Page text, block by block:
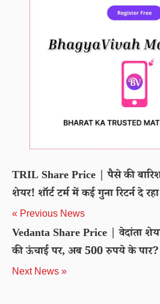
TRIL Share Price | पैसे की
शेयर! शॉर्ट टर्म में कई गुना रिटर्न दे
« Previous News
Vedanta Share Price | वेदांता
की ऊंचाई पर, अब 500 रुपये के पार?
Next News »